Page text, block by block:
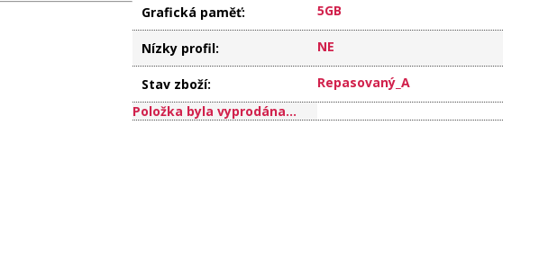
Grafická paměť: 5GB
Nízky profil: NE
Stav zboží:
Repasovaný_A
Položka byla vyprodána…